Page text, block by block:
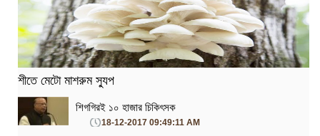
শীতে মেটো মাশরুম স্যুপ
শিগগিরই ১০ হাজার চিকিৎসক
18-12-2017 09:49:11 AM